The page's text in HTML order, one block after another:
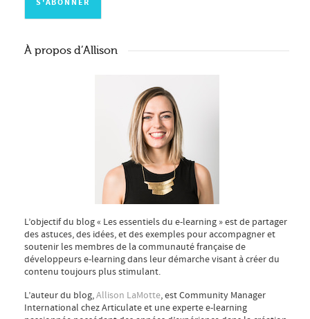
À propos d’Allison
L’objectif du blog « Les essentiels du e-learning » est de partager
des astuces, des idées, et des exemples pour accompagner et
soutenir les membres de la communauté française de
développeurs e-learning dans leur démarche visant à créer du
contenu toujours plus stimulant.
L’auteur du blog,Allison LaMotte, est Community Manager
International chez Articulate et une experte e-learning